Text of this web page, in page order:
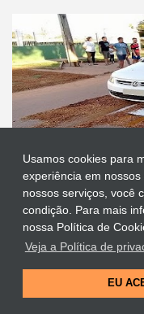
Usamos cookies para
experiência em
nossos serviços, você
condição. Para mais
nossa Política de
Veja a Política de
EU
Protestante destrói
se revoltam
Site Oficial da Comunidade